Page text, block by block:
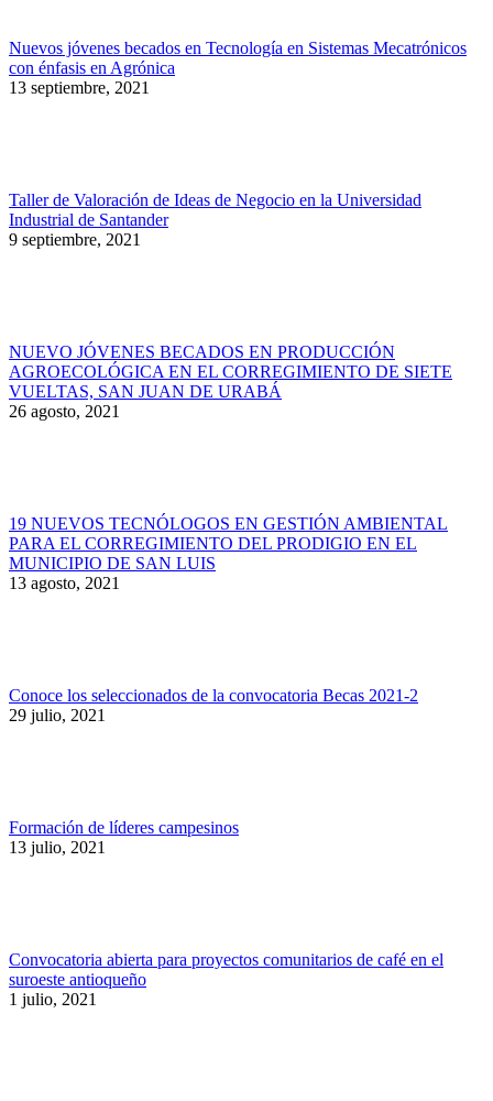
Nuevos jóvenes becados en Tecnología en Sistemas Mecatrónicos
con énfasis en Agrónica
13 septiembre, 2021
Taller de Valoración de Ideas de Negocio en la Universidad
Industrial de Santander
9 septiembre, 2021
NUEVO JÓVENES BECADOS EN PRODUCCIÓN
AGROECOLÓGICA EN EL CORREGIMIENTO DE SIETE
VUELTAS, SAN JUAN DE URABÁ
26 agosto, 2021
19 NUEVOS TECNÓLOGOS EN GESTIÓN AMBIENTAL
PARA EL CORREGIMIENTO DEL PRODIGIO EN EL
MUNICIPIO DE SAN LUIS
13 agosto, 2021
Conoce los seleccionados de la convocatoria Becas 2021-2
29 julio, 2021
Formación de líderes campesinos
13 julio, 2021
Convocatoria abierta para proyectos comunitarios de café en el
suroeste antioqueño
1 julio, 2021